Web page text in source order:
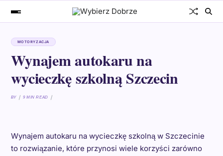
MOTORYZACJA
Wynajem autokaru na
wycieczkę szkolną Szczecin
BY 9 MIN READ
Wynajem autokaru na wycieczkę szkolną w Szczecinie
to rozwiązanie, które przynosi wiele korzyści zarówno